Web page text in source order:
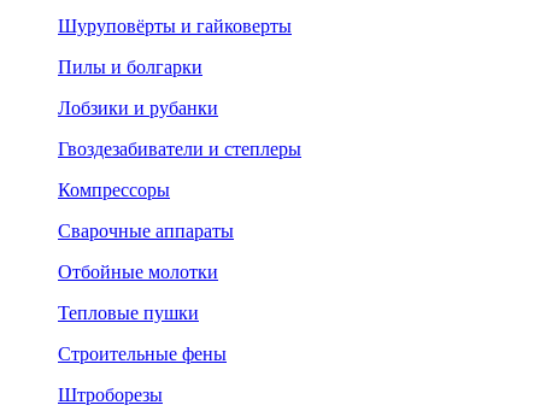
Шуруповёрты и гайковерты
Пилы и болгарки
Лобзики и рубанки
Гвоздезабиватели и степлеры
Компрессоры
Сварочные аппараты
Отбойные молотки
Тепловые пушки
Строительные фены
Штроборезы